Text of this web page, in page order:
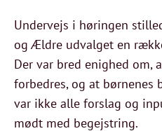
Undervejs i høringen
og Ældre udvalget en
Der var bred enighed om,
forbedres, og at børnenes
var ikke alle forslag og
mødt med begejstring.